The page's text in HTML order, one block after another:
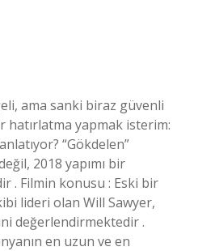
ama sanki biraz güvenli
hatırlatma yapmak isterim:
“Gökdelen”
2018 yapımı bir
. Filmin konusu : Eski bir
lideri olan Will Sawyer,
değerlendirmektedir .
en uzun ve en